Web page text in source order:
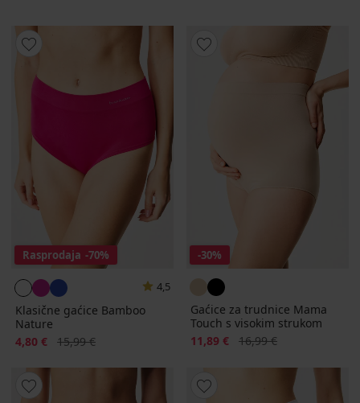
Rasprodaja -70%
4,5
Klasične gaćice Bamboo
Nature
Popust
4,80 € Prvobitna cijena
15,99 €
-30%
Gaćice za trudnice Mama
Touch s visokim strukom
Popust
11,89 € Prvobitna cijena
16,99 €